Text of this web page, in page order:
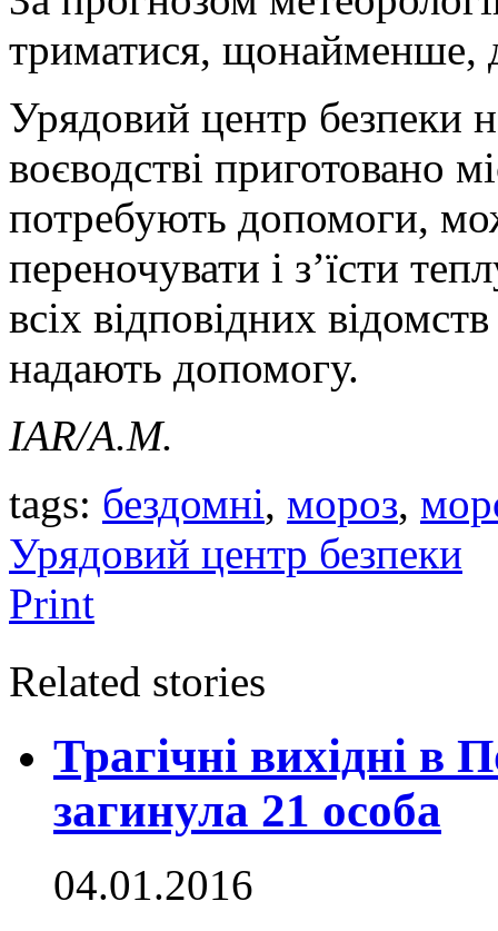
триматися, щонайменше,
Урядовий центр безпеки
воєводстві приготовано
потребують допомоги,
переночувати і з’їсти
всіх відповідних
надають допомогу.
IAR/А.М.
tags: бездомні, мороз,
Урядовий центр безпеки
Print
Related stories
Трагічні вихідні в
загинула 21 особа
04.01.2016